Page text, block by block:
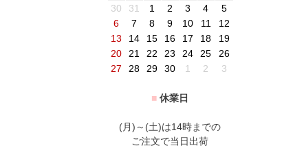
30
31 1 2 3 4
5
6
7 8 9 10 11
12
13
14 15 16 17 18
19
20
21 22 23 24 25
26
27
28 29 30 1 2 3
■ 休業日
(月)～(土)は14時までの
ご注文で当日出荷